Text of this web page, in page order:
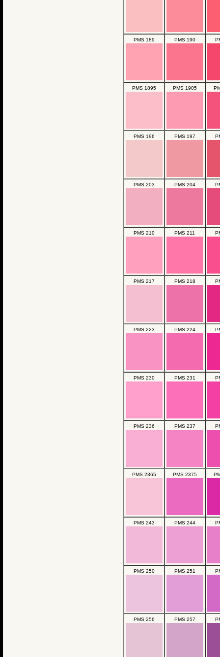
PMS 189 PMS 190
PMS 1895 PMS 1905
PMS 196 PMS 197
PMS 203 PMS 204
PMS 210 PMS 211
PMS 217 PMS 218
PMS 223 PMS 224
PMS 230 PMS 231
PMS 236 PMS 237
PMS 2365 PMS 2375
PMS 243 PMS 244
PMS 250 PMS 251
PMS 256 PMS 257